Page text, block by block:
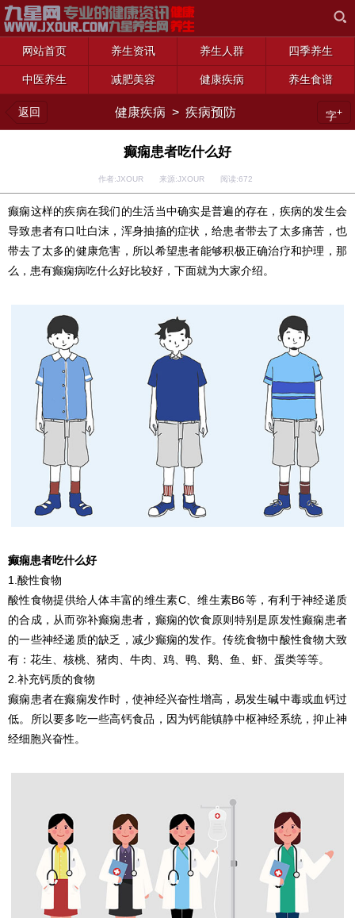
网站首页 养生资讯 养生人群 四季养生
中医养生 减肥美容 健康疾病 养生食谱
返回 健康疾病 > 疾病预防 字+
癫痫患者吃什么好
作者:JXOUR 来源:JXOUR 阅读:672
癫痫这样的疾病在我们的生活当中确实是普遍的存在，疾病的发生会
导致患者有口吐白沫，浑身抽搐的症状，给患者带去了太多痛苦，也
带去了太多的健康危害，所以希望患者能够积极正确治疗和护理，那
么，患有癫痫病吃什么好比较好，下面就为大家介绍。
癫痫患者吃什么好
1.酸性食物
酸性食物提供给人体丰富的维生素C、维生素B6等，有利于神经递质
的合成，从而弥补癫痫患者，癫痫的饮食原则特别是原发性癫痫患者
的一些神经递质的缺乏，减少癫痫的发作。传统食物中酸性食物大致
有：花生、核桃、猪肉、牛肉、鸡、鸭、鹅、鱼、虾、蛋类等等。
2.补充钙质的食物
癫痫患者在癫痫发作时，使神经兴奋性增高，易发生碱中毒或血钙过
低。所以要多吃一些高钙食品，因为钙能镇静中枢神经系统，抑止神
经细胞兴奋性。